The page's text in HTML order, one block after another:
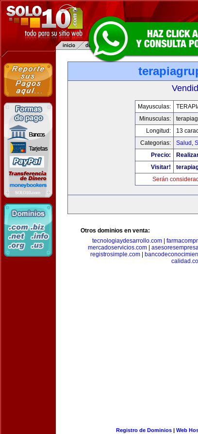
Mayusculas:
Minusculas:
Longitud:
13
Categorias:
Salud ,
Precio:
Visitar!
Serán
Otros dominios en venta:
tecnologiaydesarrollo.com
mercadoservicios.com|
registrosimple.com
Registro de Dominios| Web